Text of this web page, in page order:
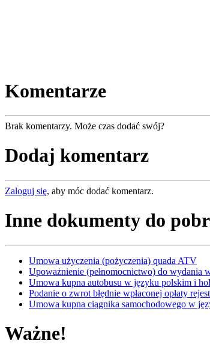
Komentarze
Brak komentarzy. Może czas dodać swój?
Dodaj komentarz
Zaloguj się, aby móc dodać komentarz.
Inne dokumenty do
Umowa użyczenia (pożyczenia) quada ATV
Upoważnienie (pełnomocnictwo) do wydania
Umowa kupna autobusu w języku polskim i
Podanie o zwrot błędnie wpłaconej opłaty
Umowa kupna ciągnika samochodowego w
Ważne!